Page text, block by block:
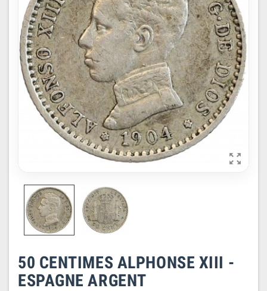

50 CENTIMES ALPHONSE XIII -
ESPAGNE ARGENT